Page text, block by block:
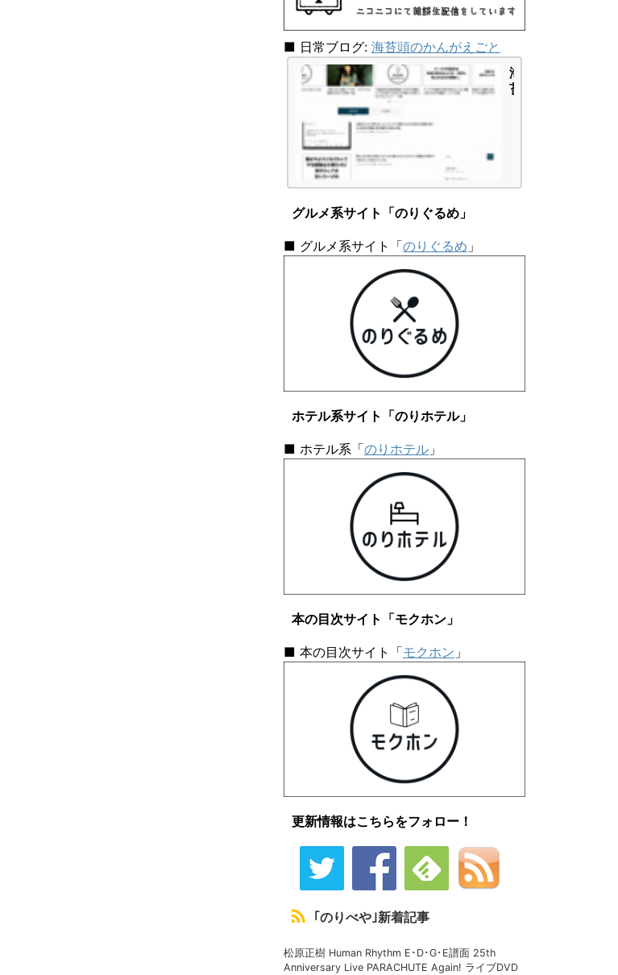
N
F
-
A」
タ
|
の
■ 日常ブログ: 海苔頭のかんがえごと
海
苔
え
グルメ系サイト「のりぐるめ」
■ グルメ系サイト「のりぐるめ 」
ホテル系サイト「のりホテル」
■ ホテル系「のりホテル 」
本の目次サイト「モクホン」
■ 本の目次サイト「モクホン 」
更新情報はこちらをフォロー！
｢のりべや｣新着記事
松原正樹 Human Rhythm E･D･G･E譜面 25th
Anniversary Live PARACHUTE Again! ライブDVD